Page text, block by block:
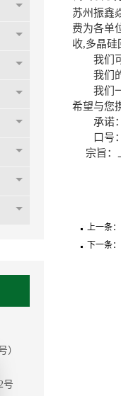
）
号
苏州振鑫
费为各单
收,多晶硅
我们可
我们的
我们一
希望与您
承诺：
口号：
宗旨：
上一条：
下一条：